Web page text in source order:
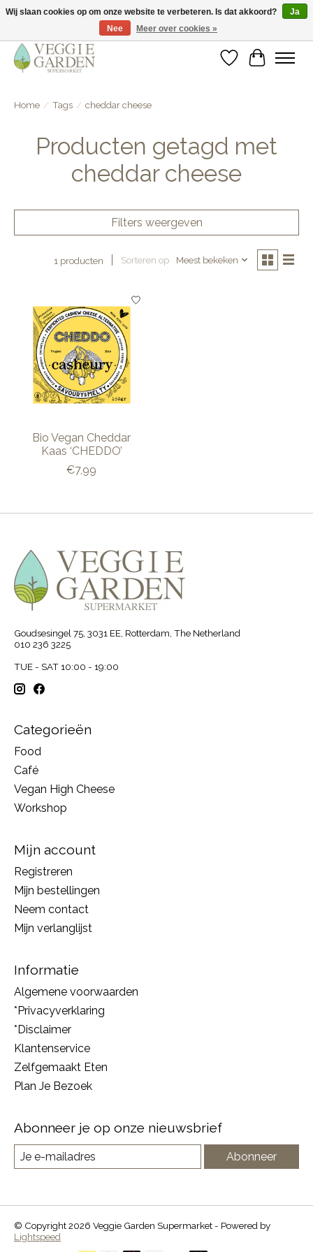
vegan & veggie products | free store pick-up
Verlanglijst
Home / Tags / cheddar cheese
Producten getagd met
cheddar cheese
Filters weergeven
1 producten Sorteren op Meest bekeken
Bio Vegan Cheddar
Kaas ‘CHEDDO’
€7,99
Goudsesingel 75, 3031 EE, Rotterdam, The Netherland
010 236 3225
TUE - SAT 10:00 - 19:00
Categorieën
Food
Café
Vegan High Cheese
Workshop
Mijn account
Registreren
Mijn bestellingen
Neem contact
Mijn verlanglijst
Informatie
Algemene voorwaarden
*Privacyverklaring
*Disclaimer
Klantenservice
Zelfgemaakt Eten
Plan Je Bezoek
Abonneer je op onze nieuwsbrief
Abonneer
© Copyright 2026 Veggie Garden Supermarket - Powered by
Lightspeed
Wij slaan cookies op om onze website te verbeteren. Is dat akkoord?
Ja
Nee
Meer over cookies »